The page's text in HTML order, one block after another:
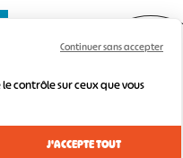
Réalisé
contrôle sur ceux que vous
J'ACCEPTE TOUT
Continuer sans accepter